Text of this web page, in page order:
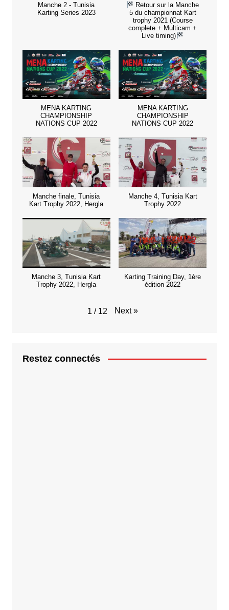
Manche 2 - Tunisia
Karting Series 2023
Retour sur la Manche
5 du championnat Kart
trophy 2021 (Course
complete + Multicam +
Live timing)
MENA KARTING
CHAMPIONSHIP
NATIONS CUP 2022
MENA KARTING
CHAMPIONSHIP
NATIONS CUP 2022
Manche finale, Tunisia
Kart Trophy 2022, Hergla
Manche 4, Tunisia Kart
Trophy 2022
Manche 3, Tunisia Kart
Trophy 2022, Hergla
Karting Training Day, 1ère
édition 2022
1 / 12 Next »
Restez connectés